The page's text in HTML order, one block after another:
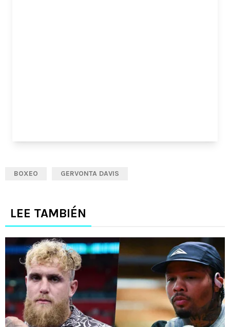
BOXEO GERVONTA DAVIS
LEE TAMBIÉN